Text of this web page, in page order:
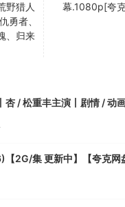
野猎人
勇者、
、归来
幕.1080p[夸
/ 松重丰主演丨剧情 / 动
2G/集 更新中】【夸克网